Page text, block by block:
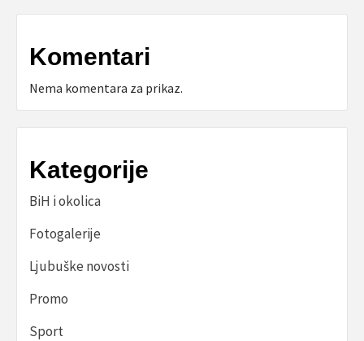
Komentari
Nema komentara za prikaz.
Kategorije
BiH i okolica
Fotogalerije
Ljubuške novosti
Promo
Sport